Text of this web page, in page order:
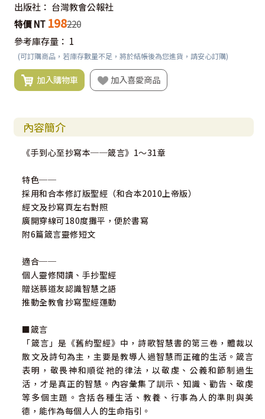
出版社： 台灣教會公報社
特價 NT 198220
參考庫存量： 1
(可訂購商品，若庫存數量不足，將於結帳後為您進貨，請安心訂購)
加入購物車 加入喜愛商品
內容簡介
《手到心至抄寫本──箴言》1～31章
特色──
採用和合本修訂版聖經（和合本2010上帝版）
經文及抄寫頁左右對照
廣開穿線可180度攤平，便於書寫
附6篇箴言靈修短文
適合──
個人靈修閱讀、手抄聖經
贈送慕道友認識智慧之語
推動全教會抄寫聖經運動
■箴言
「箴言」是《舊約聖經》中，詩歌智慧書的第三卷，體裁以
散文及詩句為主，主要是教導人過智慧而正確的生活。箴言
表明，敬畏神和順從祂的律法，以敬虔、公義和節制過生
活，才是真正的智慧。內容彙集了訓示、知識、勸告、敬虔
等多個主題。含括各種生活、教養、行事為人的準則與美
德，能作為每個人人的生命指引。